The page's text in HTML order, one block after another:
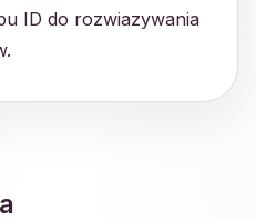
ID do rozwiazywania